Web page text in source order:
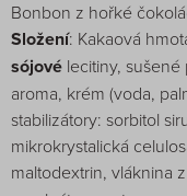
Bonbon z hořké
Složení: Kakaová
sójové lecitiny,
aroma, krém (voda,
stabilizátory: sorbitol
mikrokrystalická
maltodextrin, vláknina